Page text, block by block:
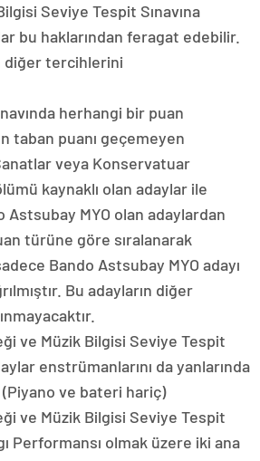
Seviye Tespit Sınavına
bu haklarından feragat edebilir.
diğer tercihlerini
herhangi bir puan
taban puanı geçemeyen
veya Konservatuar
kaynaklı olan adaylar ile
MYO olan adaylardan
türüne göre sıralanarak
Bando Astsubay MYO adayı
Bu adayların diğer
ve Müzik Bilgisi Seviye Tespit
enstrümanlarını da yanlarında
ve bateri hariç)
ve Müzik Bilgisi Seviye Tespit
Performansı olmak üzere iki ana